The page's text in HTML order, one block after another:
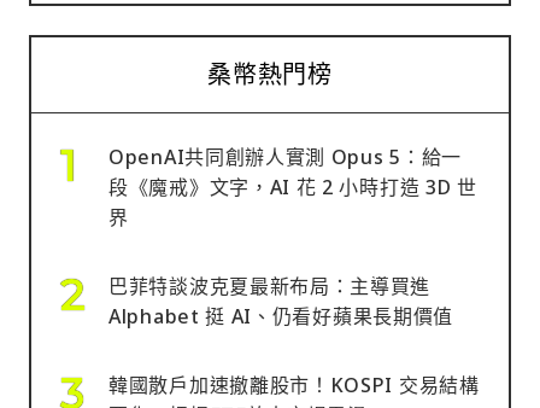
桑幣熱門榜
OpenAI共同創辦人實測 Opus 5：給一
段《魔戒》文字，AI 花 2 小時打造 3D 世
界
巴菲特談波克夏最新布局：主導買進
Alphabet 挺 AI、仍看好蘋果長期價值
韓國散戶加速撤離股市！KOSPI 交易結構